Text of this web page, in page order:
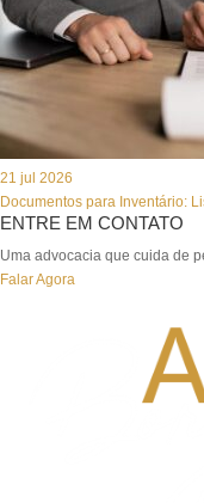
21 jul 2026
Documentos para Inventário:
ENTRE EM CONTATO
Uma advocacia que cuida de
Falar Agora